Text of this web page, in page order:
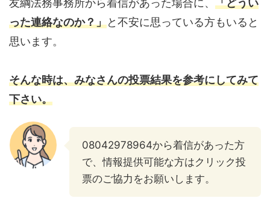
った連絡なのか？」と不安に思っている方もいると
思います。
そんな時は、みなさんの投票結果を参考にしてみて
下さい。
08042978964から着信があった方
で、情報提供可能な方はクリック投
票のご協力をお願いします。